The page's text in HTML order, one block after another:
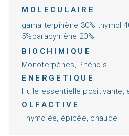
MOLECULAIRE
gama terpinène 30% thymol
5%paracymène 20%
BIOCHIMIQUE
Monoterpènes, Phénols
ENERGETIQUE
Huile essentielle positivante,
OLFACTIVE
Thymolée, épicée, chaude